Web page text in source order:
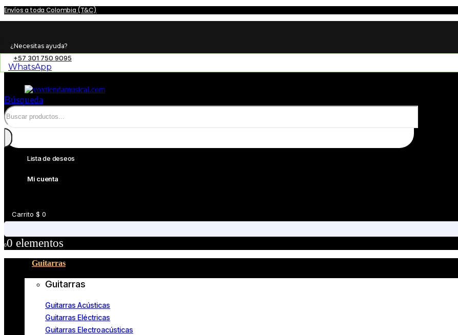
Envíos a toda Colombia (T&C)
¿Necesitas ayuda?
+57 301 750 9095
WhatsApp
Búsqueda
Lista de deseos
Mi cuenta
Carrito $ 0
00 elementos
Guitarras
Guitarras
Guitarras Acústicas
Guitarras Eléctricas
Guitarras Electroacústicas